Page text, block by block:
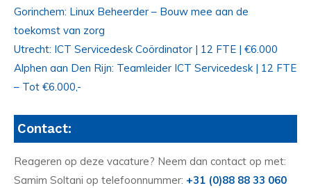
Gorinchem: Linux Beheerder – Bouw mee aan de
toekomst van zorg
Utrecht: ICT Servicedesk Coördinator | 12 FTE | €6.000
Alphen aan Den Rijn: Teamleider ICT Servicedesk | 12 FTE
– Tot €6.000,-
Contact:
Reageren op deze vacature? Neem dan contact op met:
Samim Soltani op telefoonnummer: +31 (0)88 88 33 060